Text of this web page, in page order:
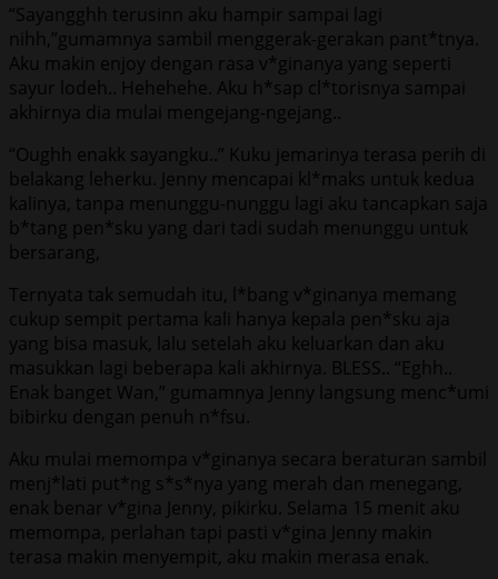
“Sayangghh terusinn aku hampir sampai lagi
nihh,”gumamnya sambil menggerak-gerakan pant*tnya.
Aku makin enjoy dengan rasa v*ginanya yang seperti
sayur lodeh.. Hehehehe. Aku h*sap cl*torisnya sampai
akhirnya dia mulai mengejang-ngejang..
“Oughh enakk sayangku..” Kuku jemarinya terasa perih di
belakang leherku. Jenny mencapai kl*maks untuk kedua
kalinya, tanpa menunggu-nunggu lagi aku tancapkan saja
b*tang pen*sku yang dari tadi sudah menunggu untuk
bersarang,
Ternyata tak semudah itu, l*bang v*ginanya memang
cukup sempit pertama kali hanya kepala pen*sku aja
yang bisa masuk, lalu setelah aku keluarkan dan aku
masukkan lagi beberapa kali akhirnya. BLESS.. “Eghh..
Enak banget Wan,” gumamnya Jenny langsung menc*umi
bibirku dengan penuh n*fsu.
Aku mulai memompa v*ginanya secara beraturan sambil
menj*lati put*ng s*s*nya yang merah dan menegang,
enak benar v*gina Jenny, pikirku. Selama 15 menit aku
memompa, perlahan tapi pasti v*gina Jenny makin
terasa makin menyempit, aku makin merasa enak.